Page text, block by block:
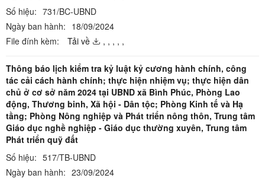
Số hiệu: 731/BC-UBND
Ngày ban hành: 18/09/2024
File đính kèm:
Tải về , , , , ,
Thông báo lịch kiểm tra kỷ luật kỷ cương hành chính, công
tác cải cách hành chính; thực hiện nhiệm vụ; thực hiện dân
chủ ở cơ sở năm 2024 tại UBND xã Bình Phúc, Phòng Lao
động, Thương binh, Xã hội - Dân tộc; Phòng Kinh tế và Hạ
tầng; Phòng Nông nghiệp và Phát triển nông thôn, Trung tâm
Giáo dục nghề nghiệp - Giáo dục thường xuyên, Trung tâm
Phát triển quỹ đất
Số hiệu: 517/TB-UBND
Ngày ban hành: 23/09/2024